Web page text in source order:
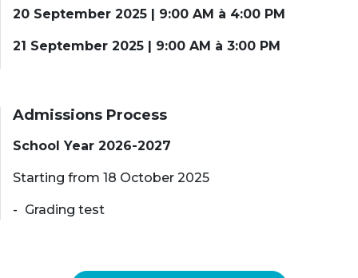
20 September 2025 | 9:00 AM à 4:00 PM
21 September 2025 | 9:00 AM à 3:00 PM
Admissions Process
School Year 2026-2027
Starting from 18 October 2025
Grading test